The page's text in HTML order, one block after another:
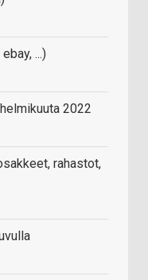
...)
2022
rahastot,